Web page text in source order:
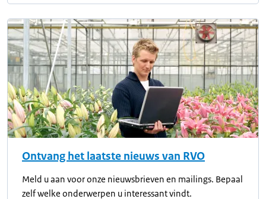
Ontvang het laatste nieuws van RVO
Meld u aan voor onze nieuwsbrieven en mailings. Bepaal
zelf welke onderwerpen u interessant vindt.